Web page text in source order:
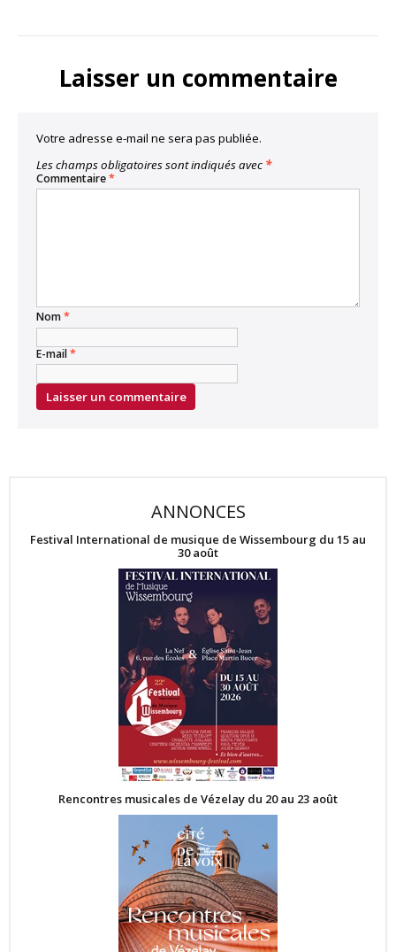
Laisser un commentaire
Votre adresse e-mail ne sera pas publiée.
Les champs obligatoires sont indiqués avec *
Commentaire*
Nom*
E-mail*
ANNONCES
Festival International de musique de Wissembourg du 15 au
30 août
Rencontres musicales de Vézelay du 20 au 23 août